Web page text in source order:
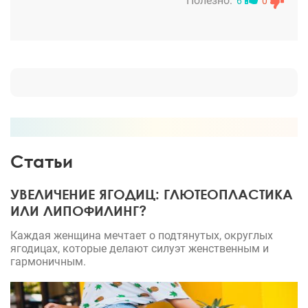
Статьи
УВЕЛИЧЕНИЕ ЯГОДИЦ: ГЛЮТЕОПЛАСТИКА
ИЛИ ЛИПОФИЛИНГ?
Каждая женщина мечтает о подтянутых, округлых
ягодицах, которые делают силуэт женственным и
гармоничным.